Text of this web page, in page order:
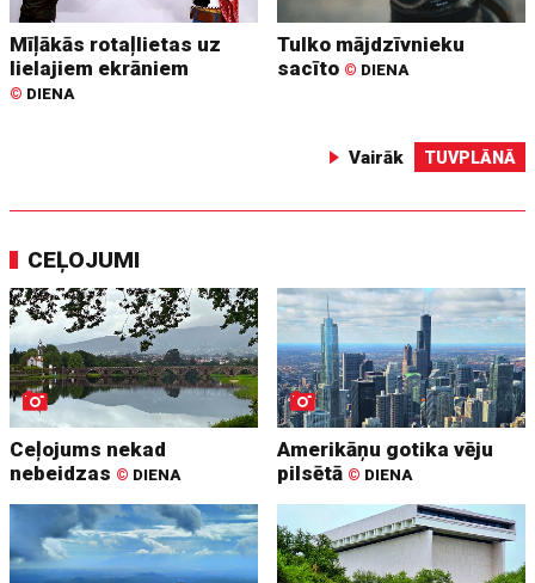
Mīļākās rotaļlietas uz
lielajiem ekrāniem
© DIENA
Tulko mājdzīvnieku
sacīto © DIENA
Vairāk TUVPLĀNĀ
CEĻOJUMI
Ceļojums nekad
nebeidzas © DIENA
Amerikāņu gotika vēju
pilsētā © DIENA